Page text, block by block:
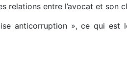
relations entre l’avocat et son
anticorruption », ce qui est